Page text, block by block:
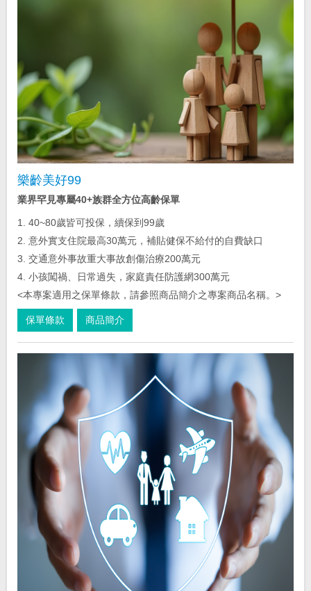
樂齡美好99
業界罕見專屬40+族群全方位高齡保單
1. 40~80歲皆可投保，續保到99歲
2. 意外實支住院最高30萬元，補貼健保不給付的自費缺口
3. 交通意外事故重大事故創傷治療200萬元
4. 小孩闖禍、日常過失，家庭責任防護網300萬元
<本專案適用之保單條款，請參照商品簡介之專案商品名稱。>
保單條款 商品簡介